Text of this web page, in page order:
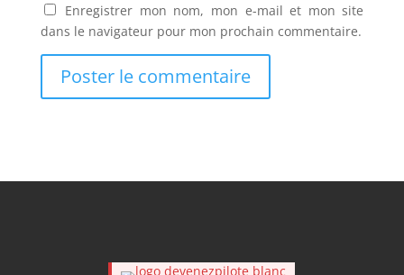
Enregistrer mon nom, mon e-mail et mon site
dans le navigateur pour mon prochain commentaire.